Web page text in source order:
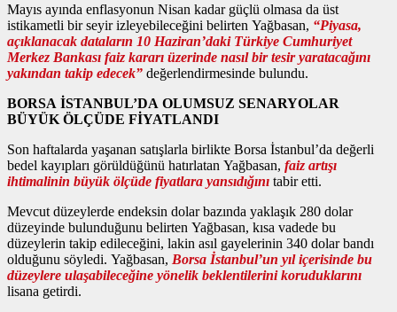
Mayıs ayında enflasyonun Nisan kadar güçlü olmasa da üst
istikametli bir seyir izleyebileceğini belirten Yağbasan, “Piyasa,
açıklanacak dataların 10 Haziran’daki Türkiye Cumhuriyet
Merkez Bankası faiz kararı üzerinde nasıl bir tesir yaratacağını
yakından takip edecek” değerlendirmesinde bulundu.
BORSA İSTANBUL’DA OLUMSUZ SENARYOLAR
BÜYÜK ÖLÇÜDE FİYATLANDI
Son haftalarda yaşanan satışlarla birlikte Borsa İstanbul’da değerli
bedel kayıpları görüldüğünü hatırlatan Yağbasan, faiz artışı
ihtimalinin büyük ölçüde fiyatlara yansıdığını tabir etti.
Mevcut düzeylerde endeksin dolar bazında yaklaşık 280 dolar
düzeyinde bulunduğunu belirten Yağbasan, kısa vadede bu
düzeylerin takip edileceğini, lakin asıl gayelerinin 340 dolar bandı
olduğunu söyledi. Yağbasan, Borsa İstanbul’un yıl içerisinde bu
düzeylere ulaşabileceğine yönelik beklentilerini koruduklarını
lisana getirdi.